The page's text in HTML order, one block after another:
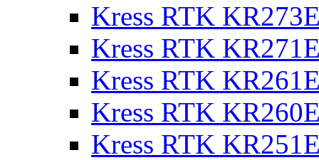
Kress RTK
Kress RTK
Kress RTK
Kress RTK
Kress RTK